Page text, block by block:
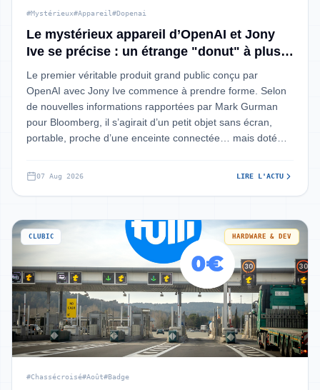
#Mystérieux#Appareil #Dopenai
Le mystérieux appareil d’OpenAI et Jony
Ive se précise : un étrange "donut" à plus
de 300 dollars
Le premier véritable produit grand public conçu par
OpenAI avec Jony Ive commence à prendre forme. Selon
de nouvelles informations rapportées par Mark Gurman
pour Bloomberg, il s’agirait d’un petit objet sans écran,
portable, proche d’une enceinte connectée… mais doté
07 Aug 2026 LIRE L'ACTU
CLUBIC HARDWARE & DEV
#Chassécroisé#Août#Badge